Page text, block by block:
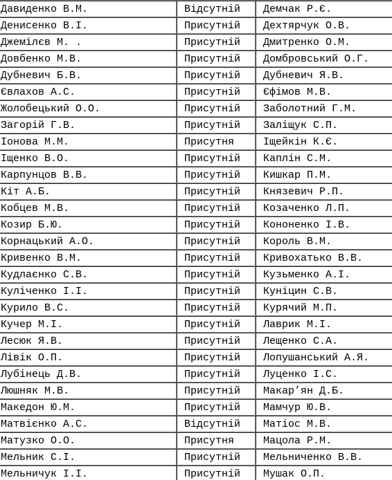
Давиденко В.М.
Відсутній Демчак Р.Є.
Денисенко В.І.
Присутній Дехтярчук О.В.
Джемілєв М. .
Присутній Дмитренко О.М.
Довбенко М.В.
Присутній Домбровський О.Г.
Дубневич Б.В.
Присутній Дубневич Я.В.
Євлахов А.С.
Присутній Єфімов М.В.
Жолобецький О.О.
Присутній Заболотний Г.М.
Загорій Г.В.
Присутній Заліщук С.П.
Іонова М.М.
Присутня Іщейкін К.Є.
Іщенко В.О.
Присутній Каплін С.М.
Карпунцов В.В.
Присутній Кишкар П.М.
Кіт А.Б.
Присутній Князевич Р.П.
Кобцев М.В.
Присутній Козаченко Л.П.
Козир Б.Ю.
Присутній Кононенко І.В.
Корнацький А.О.
Присутній Король В.М.
Кривенко В.М.
Присутній Кривохатько В.В.
Кудлаєнко С.В.
Присутній Кузьменко А.І.
Куліченко І.І.
Присутній Куніцин С.В.
Курило В.С.
Присутній Курячий М.П.
Кучер М.І.
Присутній Лаврик М.І.
Лесюк Я.В.
Присутній Лещенко С.А.
Лівік О.П.
Присутній Лопушанський А.Я.
Лубінець Д.В.
Присутній Луценко І.С.
Люшняк М.В.
Присутній Макар’ян Д.Б.
Македон Ю.М.
Присутній Мамчур Ю.В.
Матвієнко А.С.
Відсутній Матіос М.В.
Матузко О.О.
Присутня Мацола Р.М.
Мельник С.І.
Присутній Мельниченко В.В.
Мельничук І.І.
Присутній Мушак О.П.